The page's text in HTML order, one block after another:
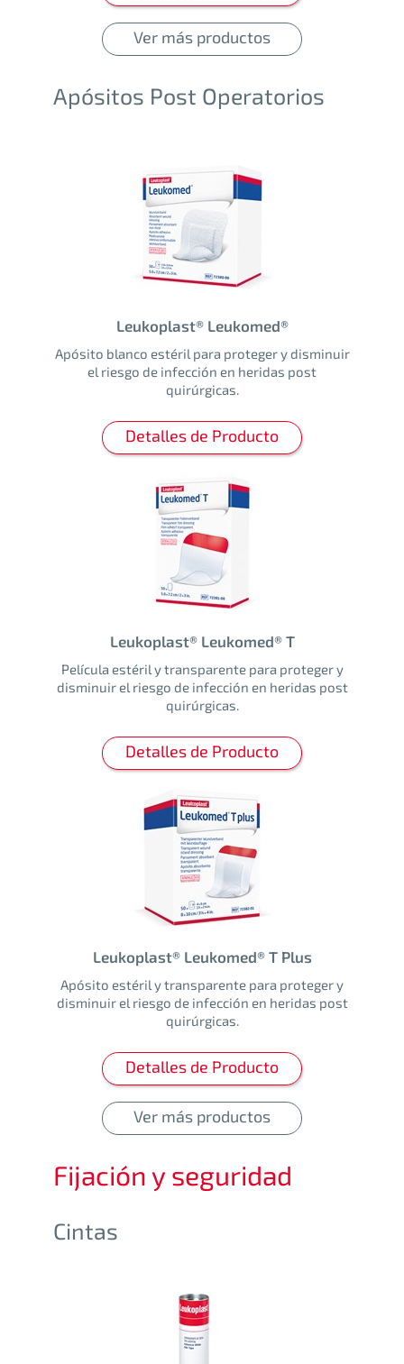
Ver más productos
Apósitos Post Operatorios
Leukoplast® Leukomed®
Apósito blanco estéril para proteger y disminuir
el riesgo de infección en heridas post
quirúrgicas.
Detalles de Producto
Leukoplast® Leukomed® T
Película estéril y transparente para proteger y
disminuir el riesgo de infección en heridas post
quirúrgicas.
Detalles de Producto
Leukoplast® Leukomed® T Plus
Apósito estéril y transparente para proteger y
disminuir el riesgo de infección en heridas post
quirúrgicas.
Detalles de Producto
Ver más productos
Fijación y seguridad
Cintas